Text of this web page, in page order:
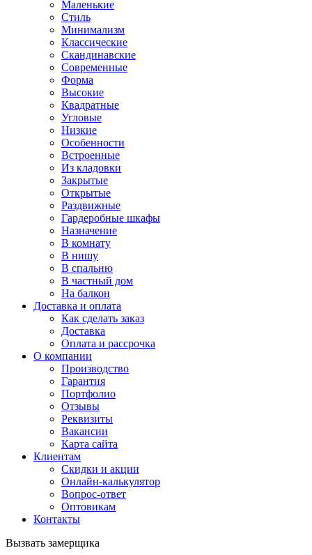
Маленькие
Стиль
Минимализм
Классические
Скандинавские
Современные
Форма
Высокие
Квадратные
Угловые
Низкие
Особенности
Встроенные
Из кладовки
Закрытые
Открытые
Раздвижные
Гардеробные шкафы
Назначение
В комнату
В нишу
В спальню
В частный дом
На балкон
Доставка и оплата
Как сделать заказ
Доставка
Оплата и рассрочка
О компании
Производство
Гарантия
Портфолио
Отзывы
Реквизиты
Вакансии
Карта сайта
Клиентам
Скидки и акции
Онлайн-калькулятор
Вопрос-ответ
Оптовикам
Контакты
Вызвать замерщика